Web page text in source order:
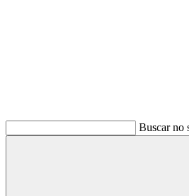
Buscar no